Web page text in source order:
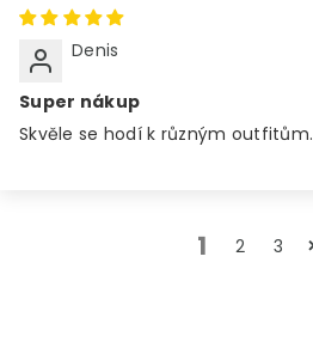
Denis
Super nákup
Skvěle se hodí k různým outfitům.
1 2 3